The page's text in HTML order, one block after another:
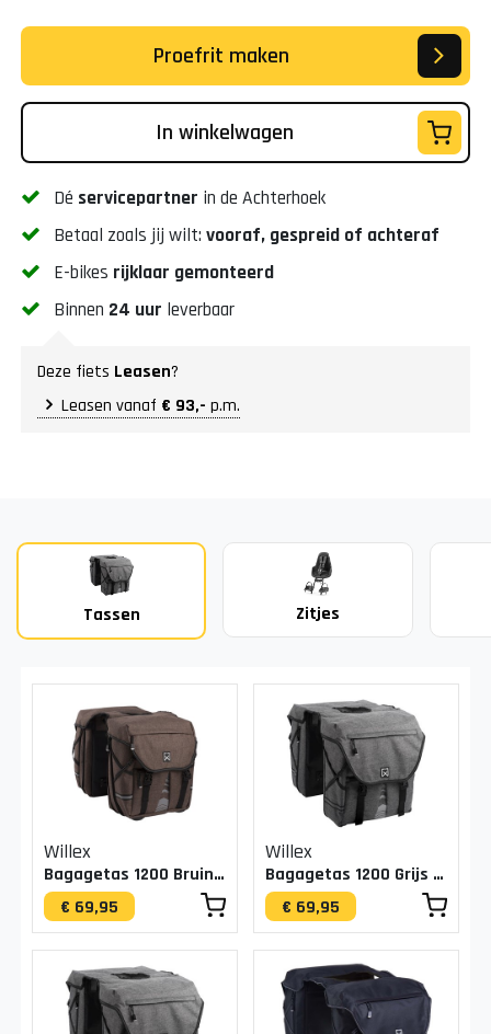
Proefrit maken
In winkelwagen
Dé servicepartner in de Achterhoek
Betaal zoals jij wilt:vooraf, gespreid of achteraf
E-bikes rijklaar gemonteerd
Binnen 24 uur leverbaar
Deze fiets Leasen?
Leasen vanaf € 93,- p.m.
Tassen Zitjes
Willex
Bagagetas 1200 Bruin 20L
€ 69,95
Willex
Bagagetas 1200 Grijs 20L
€ 69,95